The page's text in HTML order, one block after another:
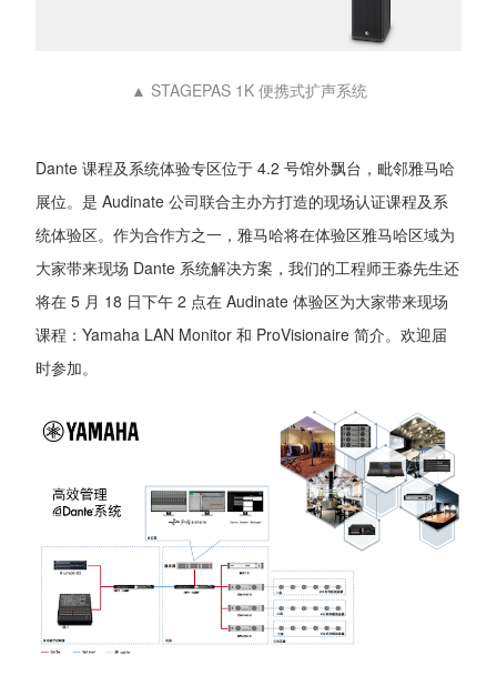
▲ STAGEPAS 1K 便携式扩声系统
Dante 课程及系统体验专区位于 4.2 号馆外飘台，毗邻雅马哈
展位。是 Audinate 公司联合主办方打造的现场认证课程及系
统体验区。作为合作方之一，雅马哈将在体验区雅马哈区域为
大家带来现场 Dante 系统解决方案，我们的工程师王淼先生还
将在 5 月 18 日下午 2 点在 Audinate 体验区为大家带来现场
课程：Yamaha LAN Monitor 和 ProVisionaire 简介。欢迎届
时参加。